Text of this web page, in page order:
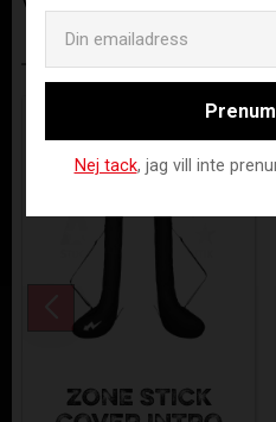
ANDRA
ZONE STICK
Nej tack, jag vill inte